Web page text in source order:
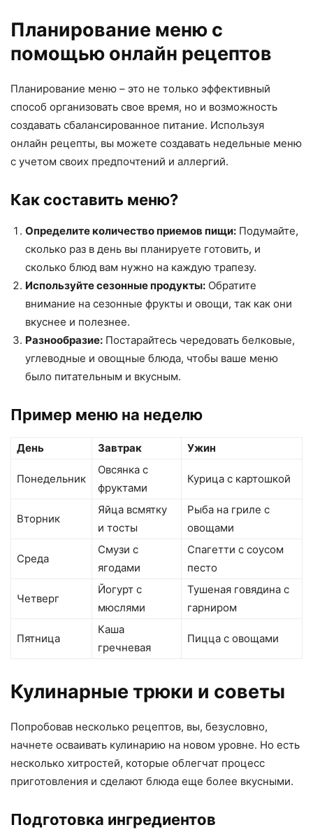
Планирование меню с
помощью онлайн рецептов
Планирование меню – это не только эффективный
способ организовать свое время, но и возможность
создавать сбалансированное питание. Используя
онлайн рецепты, вы можете создавать недельные меню
с учетом своих предпочтений и аллергий.
Как составить меню?
Определите количество приемов пищи: Подумайте,
сколько раз в день вы планируете готовить, и
сколько блюд вам нужно на каждую трапезу.
Используйте сезонные продукты: Обратите
внимание на сезонные фрукты и овощи, так как они
вкуснее и полезнее.
Разнообразие: Постарайтесь чередовать белковые,
углеводные и овощные блюда, чтобы ваше меню
было питательным и вкусным.
Пример меню на неделю
День Завтрак Ужин
Понедельник
Овсянка с
фруктами
Курица с картошкой
Вторник
Яйца всмятку
и тосты
Рыба на гриле с
овощами
Среда
Смузи с
ягодами
Спагетти с соусом
песто
Четверг
Йогурт с
мюслями
Тушеная говядина с
гарниром
Пятница
Каша
гречневая
Пицца с овощами
Кулинарные трюки и советы
Попробовав несколько рецептов, вы, безусловно,
начнете осваивать кулинарию на новом уровне. Но есть
несколько хитростей, которые облегчат процесс
приготовления и сделают блюда еще более вкусными.
Подготовка ингредиентов